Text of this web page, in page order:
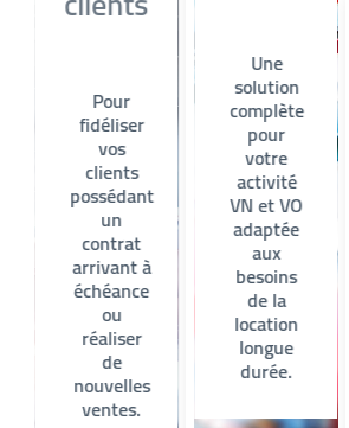
Pour
fidéliser
vos
clients
possédant
un
contrat
arrivant à
échéance
ou
réaliser
de
nouvelles
ventes.
Une
solution
complète
pour
votre
activité
VN et VO
adaptée
aux
besoins
de la
location
longue
durée.